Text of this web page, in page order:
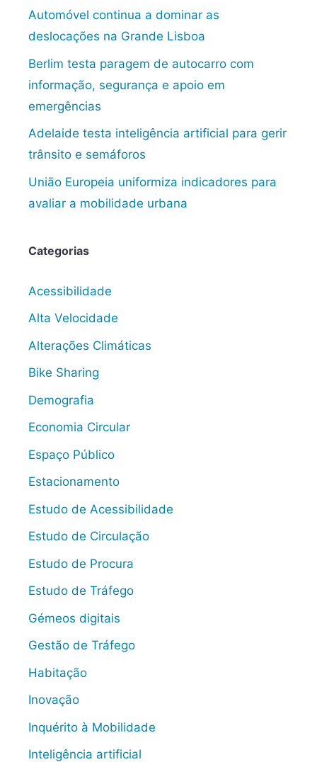
Automóvel continua a dominar as
deslocações na Grande Lisboa
Berlim testa paragem de autocarro com
informação, segurança e apoio em
emergências
Adelaide testa inteligência artificial para gerir
trânsito e semáforos
União Europeia uniformiza indicadores para
avaliar a mobilidade urbana
Categorias
Acessibilidade
Alta Velocidade
Alterações Climáticas
Bike Sharing
Demografia
Economia Circular
Espaço Público
Estacionamento
Estudo de Acessibilidade
Estudo de Circulação
Estudo de Procura
Estudo de Tráfego
Gémeos digitais
Gestão de Tráfego
Habitação
Inovação
Inquérito à Mobilidade
Inteligência artificial